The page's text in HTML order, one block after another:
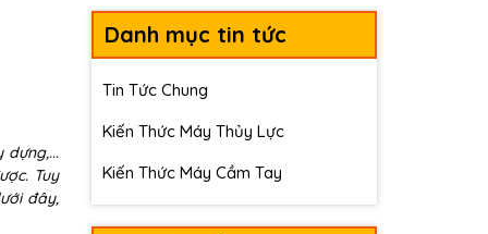
Tuy
đây,
Danh mục tin tức
Tin Tức Chung
Kiến Thức Máy Thủy Lực
Kiến Thức Máy Cầm Tay